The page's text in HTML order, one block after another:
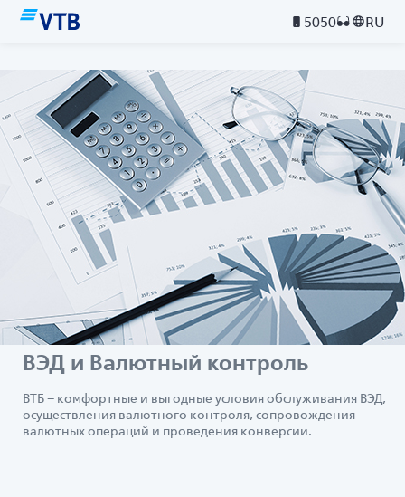
5050 RU
ВЭД и Валютный контроль
ВТБ – комфортные и выгодные условия обслуживания ВЭД,
осуществления валютного контроля, сопровождения
валютных операций и проведения конверсии.